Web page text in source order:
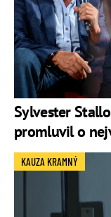
Sylvester
promluvil o
KAUZA KRAMNÝ